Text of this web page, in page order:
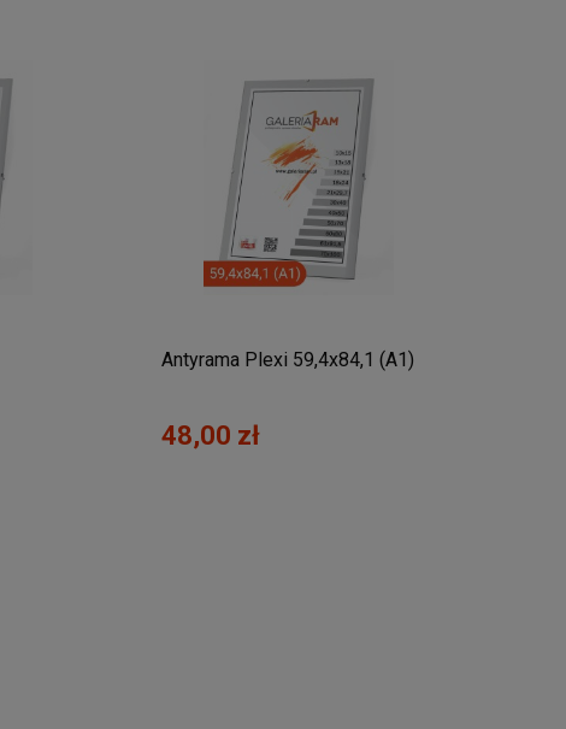
Antyrama Plexi 59,4x84,1 (A1)
48,00 zł